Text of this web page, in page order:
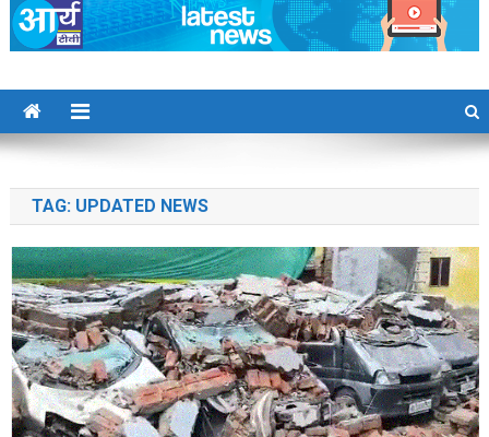
Arya TV
TAG: UPDATED NEWS